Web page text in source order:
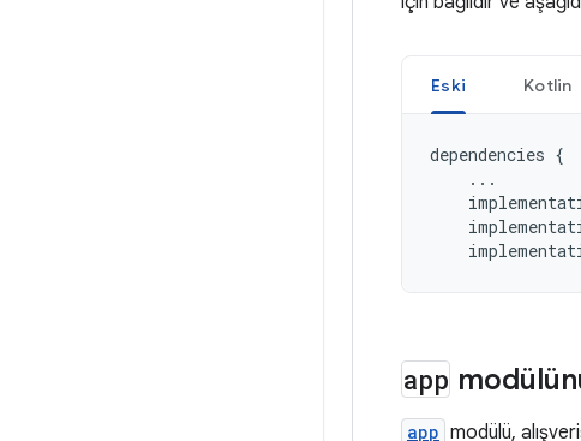
Eski Kotlin
dependencies {
...
app
app modülü,